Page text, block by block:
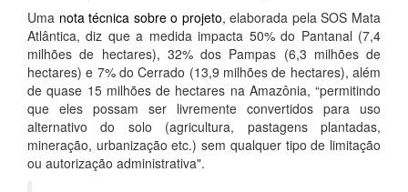
Uma nota técnica sobre o projeto, elaborada pela SOS Mata
Atlântica, diz que a medida impacta 50% do Pantanal (7,4
milhões de hectares), 32% dos Pampas (6,3 milhões de
hectares) e 7% do Cerrado (13,9 milhões de hectares), além
de quase 15 milhões de hectares na Amazônia, “permitindo
que eles possam ser livremente convertidos para uso
alternativo do solo (agricultura, pastagens plantadas,
mineração, urbanização etc.) sem qualquer tipo de limitação
ou autorização administrativa".